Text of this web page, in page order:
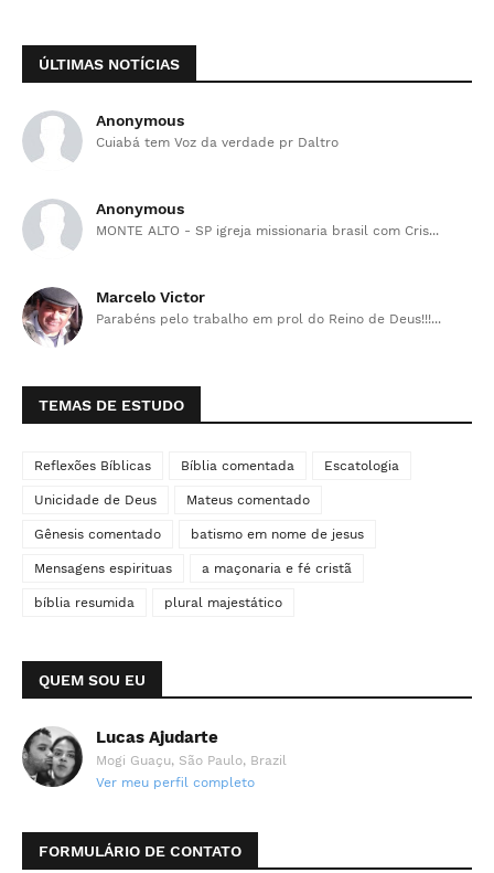
ÚLTIMAS NOTÍCIAS
Anonymous
Cuiabá tem Voz da verdade pr Daltro
Anonymous
MONTE ALTO - SP igreja missionaria brasil com Cris...
Marcelo Victor
Parabéns pelo trabalho em prol do Reino de Deus!!!...
TEMAS DE ESTUDO
Reflexões Bíblicas Bíblia comentada Escatologia
Unicidade de Deus Mateus comentado
Gênesis comentado batismo em nome de jesus
Mensagens espirituas a maçonaria e fé cristã
bíblia resumida plural majestático
QUEM SOU EU
Lucas Ajudarte
Mogi Guaçu, São Paulo, Brazil
Ver meu perfil completo
FORMULÁRIO DE CONTATO